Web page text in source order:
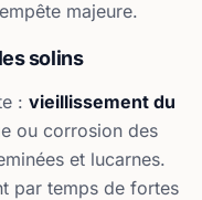
majeure.
solins
: vieillissement du
ou corrosion des
et lucarnes.
par temps de fortes